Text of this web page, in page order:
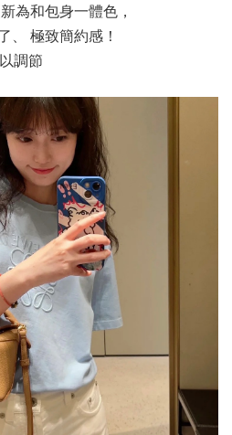
為和包身一體色，
、 極致簡約感！
調節